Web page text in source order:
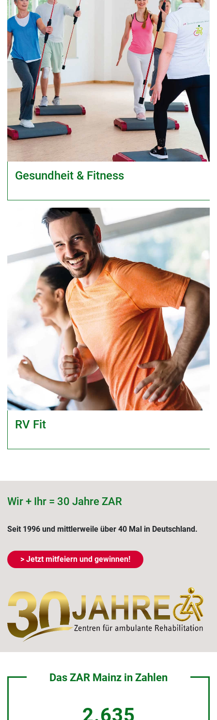
Gesundheit & Fitness
RV Fit
Wir + Ihr = 30 Jahre ZAR
Seit 1996 und mittlerweile über 40 Mal in Deutschland.
> Jetzt mitfeiern und gewinnen!
Das ZAR Mainz in Zahlen